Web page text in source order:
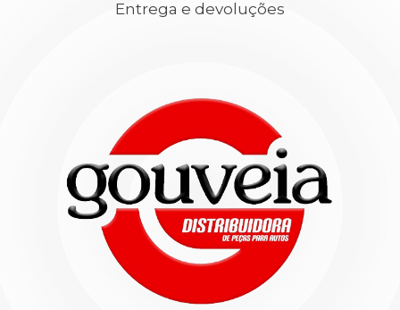
Entrega e devoluções